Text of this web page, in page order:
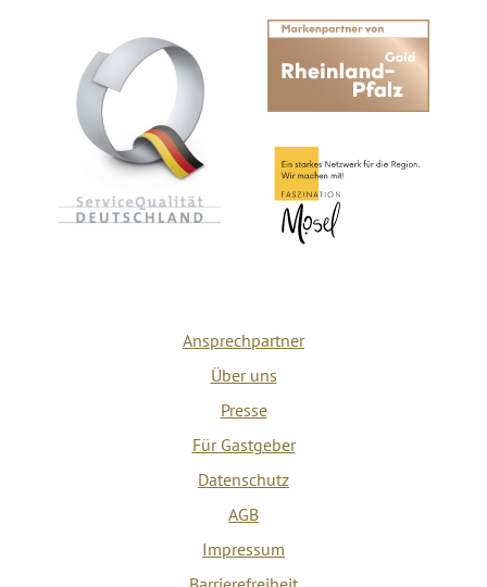
Ansprechpartner
Über uns
Presse
Für Gastgeber
Datenschutz
AGB
Impressum